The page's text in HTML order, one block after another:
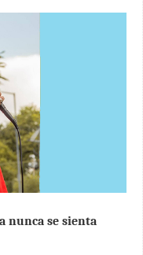
nunca se sienta